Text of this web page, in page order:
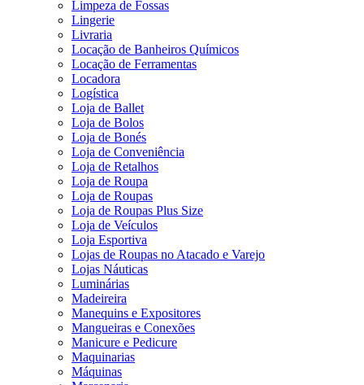
Limpeza de Fossas
Lingerie
Livraria
Locação de Banheiros Químicos
Locação de Ferramentas
Locadora
Logística
Loja de Ballet
Loja de Bolos
Loja de Bonés
Loja de Conveniência
Loja de Retalhos
Loja de Roupa
Loja de Roupas
Loja de Roupas Plus Size
Loja de Veículos
Loja Esportiva
Lojas de Roupas no Atacado e Varejo
Lojas Náuticas
Luminárias
Madeireira
Manequins e Expositores
Mangueiras e Conexões
Manicure e Pedicure
Maquinarias
Máquinas